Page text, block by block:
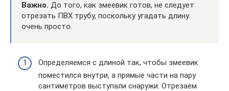
Важно. До того, как змеевик готов, не следует
отрезать ПВХ трубу, поскольку угадать длину
очень просто.
Определяемся с длиной так, чтобы змеевик
поместился внутри, а прямые части на пару
сантиметров выступали снаружи. Отрезаем